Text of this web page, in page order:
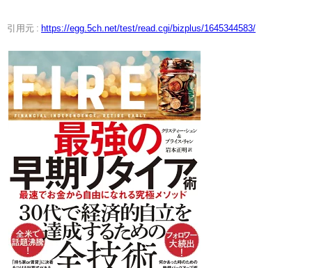
引用元 : https://egg.5ch.net/test/read.cgi/bizplus/1645344583/